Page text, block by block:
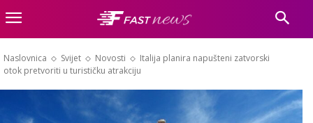
Naslovnica Svijet Novosti
Italija planira napušteni zatvorski
otok pretvoriti u turističku atrakciju